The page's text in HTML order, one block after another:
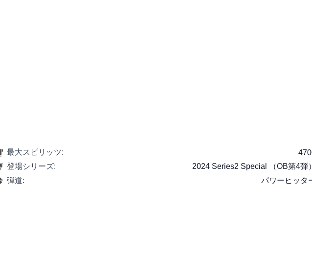
最大スピリッツ:
登場シリーズ:
2024 Series2 Special （OB第4弾
弾道:
パワーヒッタ